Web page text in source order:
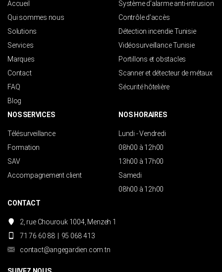
Accueil
Qui sommes nous
Solutions
Services
Marques
Contact
FAQ
Blog
Système d’alarme anti-intrusion
Contrôle d’accès
Détection incendie Tunisie
Vidéosurveillance Tunisie
Portillons et obstacles
Scanner et détecteur de métaux
Sécurité hôtelière
NOS SERVICES
Télésurveillance
Formation
SAV
Accompagnement client
NOS HORAIRES
Lundi - Vendredi
08h00 à 12h00
13h00 à 17h00
Samedi
08h00 à 12h00
CONTACT
2, rue Chourouk 1004, Menzeh 1
71 76 60 88
95 068 413
contact@angegardien.com.tn